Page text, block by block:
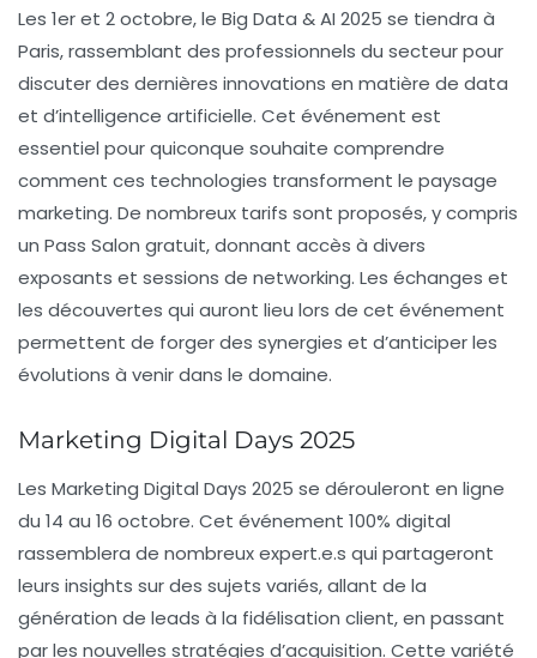
Les 1er et 2 octobre, le Big Data & AI 2025 se tiendra à
Paris, rassemblant des professionnels du secteur pour
discuter des dernières innovations en matière de data
et d’intelligence artificielle. Cet événement est
essentiel pour quiconque souhaite comprendre
comment ces technologies transforment le paysage
marketing. De nombreux tarifs sont proposés, y compris
un Pass Salon gratuit, donnant accès à divers
exposants et sessions de networking. Les échanges et
les découvertes qui auront lieu lors de cet événement
permettent de forger des synergies et d’anticiper les
évolutions à venir dans le domaine.
Marketing Digital Days 2025
Les Marketing Digital Days 2025 se dérouleront en ligne
du 14 au 16 octobre. Cet événement 100% digital
rassemblera de nombreux expert.e.s qui partageront
leurs insights sur des sujets variés, allant de la
génération de leads à la fidélisation client, en passant
par les nouvelles stratégies d’acquisition. Cette variété